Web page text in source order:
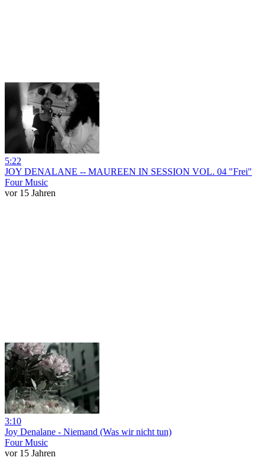
5:22
JOY DENALANE -- MAUREEN IN SESSION VOL. 04 "Frei"
Four Music
vor 15 Jahren
3:10
Joy Denalane - Niemand (Was wir nicht tun)
Four Music
vor 15 Jahren